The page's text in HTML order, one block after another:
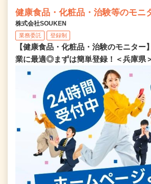
健康食品・化粧品・治験等のモニ
株式会社SOUKEN
業務委託 登録制
【健康食品・化粧品・治験のモニター
業に最適◎まずは簡単登録！＜兵庫県